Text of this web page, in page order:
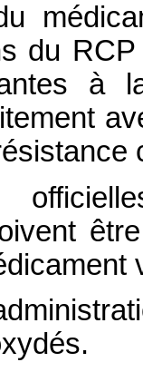
du
à